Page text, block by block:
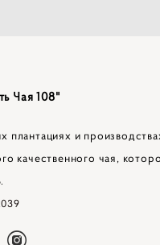
Чая 108"
и
качественного чая,